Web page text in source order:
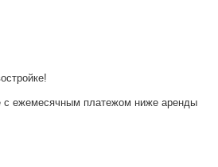
с ежемесячным платежом ниже аренды